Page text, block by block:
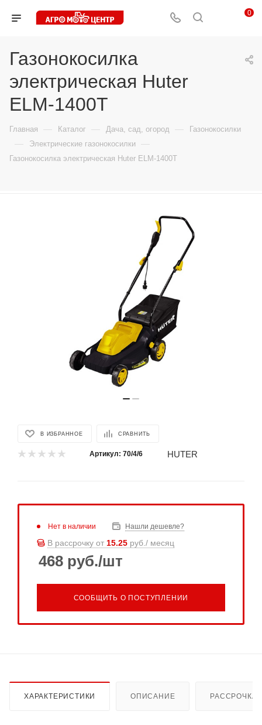
0
Газонокосилка
электрическая Huter
ELM-1400T
Главная — Каталог — Дача, сад, огород — Газонокосилки
— Электрические газонокосилки —
Газонокосилка электрическая Huter ELM-1400T
В ИЗБРАННОЕ СРАВНИТЬ
Артикул: 70/4/6 HUTER
468 руб./шт
Нет в наличии Нашли дешевле?
В рассрочку от 15.25 руб./ месяц
СООБЩИТЬ О ПОСТУПЛЕНИИ
ХАРАКТЕРИСТИКИ ОПИСАНИЕ РАССРОЧКА